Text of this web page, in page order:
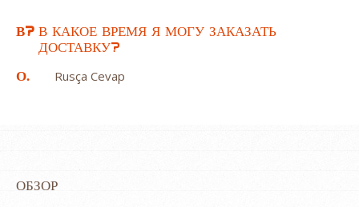
В? В КАКОЕ ВРЕМЯ Я МОГУ ЗАКАЗАТЬ
ДОСТАВКУ?
О.
Rusça Cevap
ОБЗОР